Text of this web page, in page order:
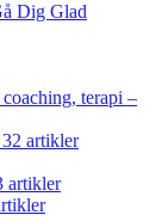
Dig Glad
terapi –
artikler
artikler